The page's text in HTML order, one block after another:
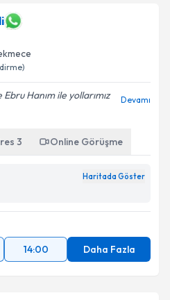
Hanım ile yollarımız
Devamı
3 Online Görüşme
Haritada Göster
14:00 Daha Fazla